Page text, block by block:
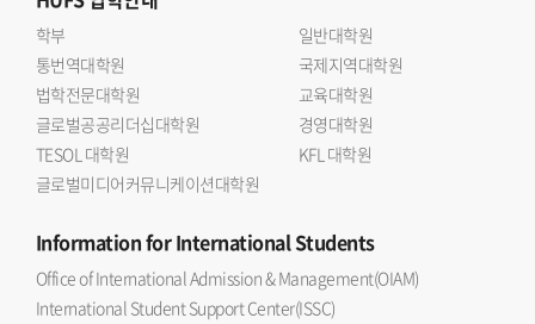
학부
일반대학원
통번역대학원
국제지역대학원
법학전문대학원
교육대학원
글로벌공공리더십대학원
경영대학원
TESOL 대학원
KFL 대학원
글로벌미디어커뮤니케이션대학원
Informationfor International Students
Office of International Admission & Management(OIAM)
International Student Support Center(ISSC)